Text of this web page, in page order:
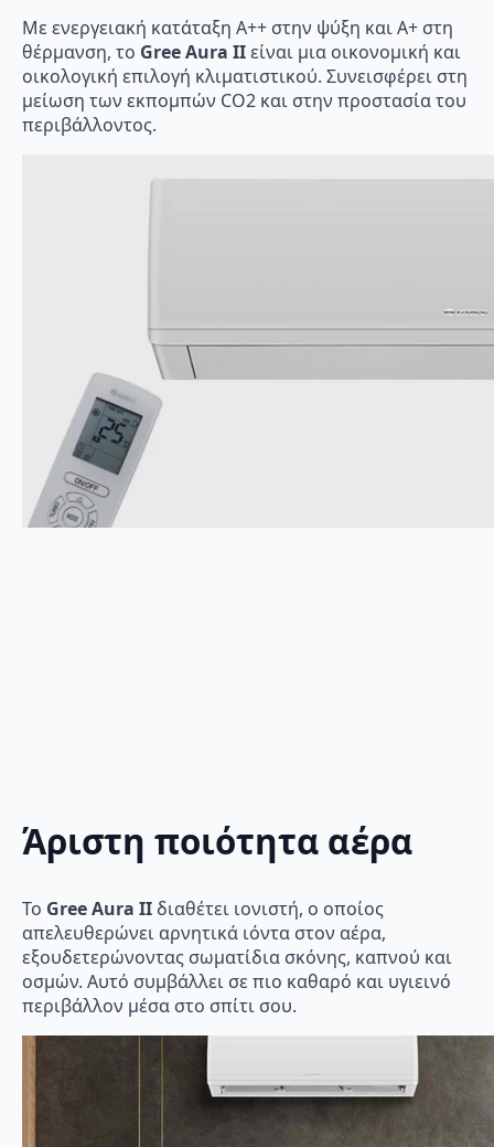
Με ενεργειακή κατάταξη A++ στην ψύξη και A+ στη
θέρμανση, το Gree Aura IIείναι μια οικονομική και
οικολογική επιλογή κλιματιστικού. Συνεισφέρει στη
μείωση των εκπομπών CO2 και στην προστασία του
περιβάλλοντος.
Άριστη ποιότητα αέρα
Το Gree Aura II διαθέτει ιονιστή, ο οποίος
απελευθερώνει αρνητικά ιόντα στον αέρα,
εξουδετερώνοντας σωματίδια σκόνης, καπνού και
οσμών. Αυτό συμβάλλει σε πιο καθαρό και υγιεινό
περιβάλλον μέσα στο σπίτι σου.